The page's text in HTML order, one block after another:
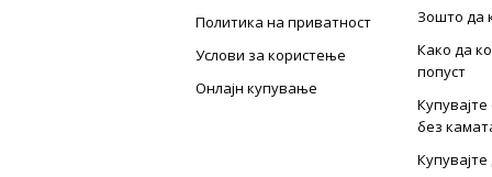
Политика на приватност
Услови за користење
Онлајн купување
Зошто да
Како да
попуст
без